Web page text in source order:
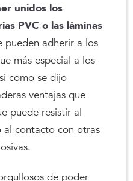
unidos los
PVC o las láminas
pueden adherir a los
más especial a los
como se dijo
ventajas que
puede resistir al
al contacto con otras
de poder